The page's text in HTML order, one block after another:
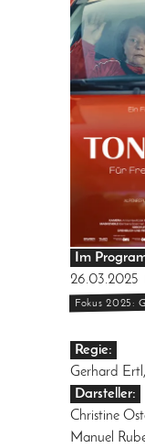
Im
26.03.2025
Fokus 2025:
Regie:
Gerhard
Darsteller:
Christine
Manuel